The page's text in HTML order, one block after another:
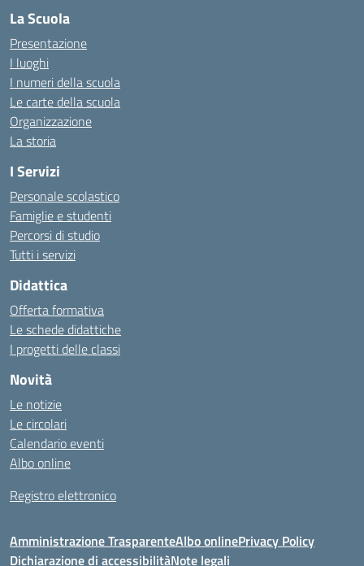
La Scuola
Presentazione
I luoghi
I numeri della scuola
Le carte della scuola
Organizzazione
La storia
I Servizi
Personale scolastico
Famiglie e studenti
Percorsi di studio
Tutti i servizi
Didattica
Offerta formativa
Le schede didattiche
I progetti delle classi
Novità
Le notizie
Le circolari
Calendario eventi
Albo online
Registro elettronico
Amministrazione TrasparenteAlbo onlinePrivacy Policy
Dichiarazione di accessibilitàNote legali